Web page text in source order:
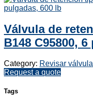
Válvula de
B148 C95800,
Category: Revisar
Request a quote
Tags